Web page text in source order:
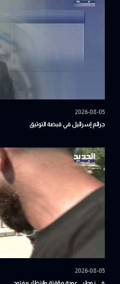
2026-08-05
جرائم إسرائيل في قبضة التوثيق
2026-08-05